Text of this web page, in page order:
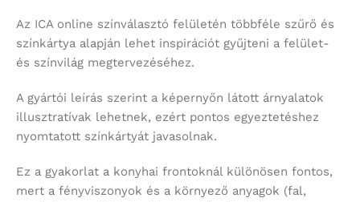
Az ICA online színválasztó felületén többféle szűrő és
színkártya alapján lehet inspirációt gyűjteni a felület-
és színvilág megtervezéséhez.
A gyártói leírás szerint a képernyőn látott árnyalatok
illusztratívak lehetnek, ezért pontos egyeztetéshez
nyomtatott színkártyát javasolnak.
Ez a gyakorlat a konyhai frontoknál különösen fontos,
mert a fényviszonyok és a környező anyagok (fal,